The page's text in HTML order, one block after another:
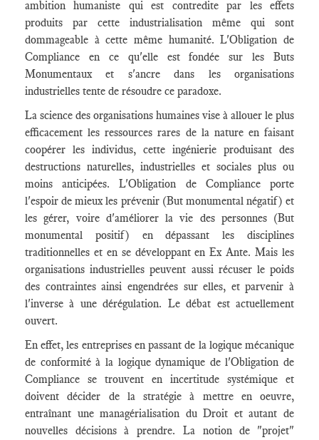
ambition humaniste qui est contredite par les effets
produits par cette industrialisation même qui sont
dommageable à cette même humanité. L'Obligation de
Compliance en ce qu'elle est fondée sur les Buts
Monumentaux et s'ancre dans les organisations
industrielles tente de résoudre ce paradoxe.
La science des organisations humaines vise à allouer le plus
efficacement les ressources rares de la nature en faisant
coopérer les individus, cette ingénierie produisant des
destructions naturelles, industrielles et sociales plus ou
moins anticipées. L'Obligation de Compliance porte
l'espoir de mieux les prévenir (But monumental négatif) et
les gérer, voire d'améliorer la vie des personnes (But
monumental positif) en dépassant les disciplines
traditionnelles et en se développant en Ex Ante. Mais les
organisations industrielles peuvent aussi récuser le poids
des contraintes ainsi engendrées sur elles, et parvenir à
l'inverse à une dérégulation. Le débat est actuellement
ouvert.
En effet, les entreprises en passant de la logique mécanique
de conformité à la logique dynamique de l'Obligation de
Compliance se trouvent en incertitude systémique et
doivent décider de la stratégie à mettre en oeuvre,
entraînant une managérialisation du Droit et autant de
nouvelles décisions à prendre. La notion de "projet"